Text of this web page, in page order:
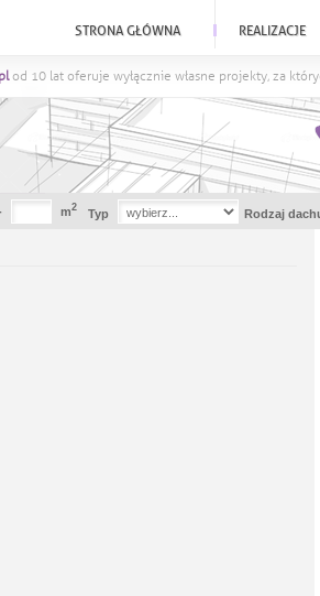
STRONA GŁÓWNA REALIZACJE
od 10 lat oferuje wyłącznie własne projekty, za
m2 Typ Rodzaj